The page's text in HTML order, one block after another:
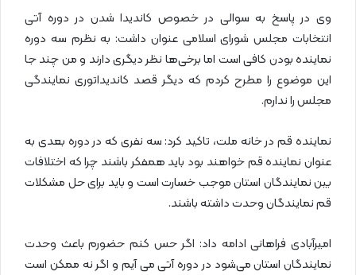
وی در پاسخ به سوالی در خصوص کاندیدا شدن در دوره آتی
انتخابات مجلس شورای اسلامی عنوان داشت: به نظرم سه دوره
نماینده بودن کافی است اما برخی‌ها نظر دیگری دارند و من چند جا
این موضوع را مطرح کردم که دیگر قصد کاندیداتوری نمایندگی
مجلس را ندارم.
نماینده قم در خانه ملت، تاکید کرد: سه نفری که در دوره بعدی به
عنوان نماینده قم خواهند بود باید همفکر باشند چرا که اختلافات
بین نمایندگان استان موجب خسارت است و باید برای حل مشکلات
قم نمایندگان وحدت داشته باشند.
امیرآبادی فراهانی ادامه داد: اگر حس کنم حضورم باعث وحدت
نمایندگان استان می‌شود در دوره آتی می آیم و اگر نه ممکن است